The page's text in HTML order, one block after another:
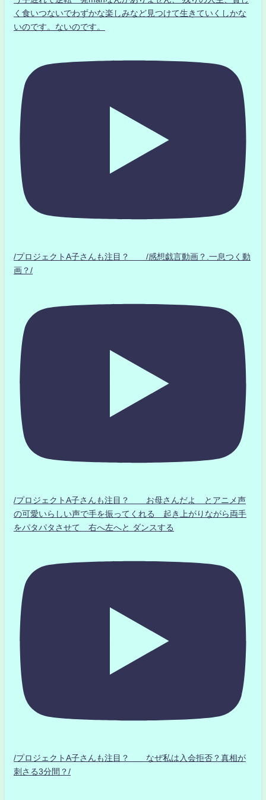
く食いつないでわずかな楽しみなど見つけて生きていくしかな
いのです。ないのです。
/プロジェクトA子さんも注目？ /感想戯言動画？.一息つく動
画？/
/プロジェクトA子さんも注目？ お母さんだよ とアニメ声
の可愛いらしい声で手を振ってくれる 起き上がりながら両手
をパタパタさせて 右へ左へと ダンスする
/プロジェクトA子さんも注目？ なぜ私は入会拒否？真相が
刺さる3分間？/